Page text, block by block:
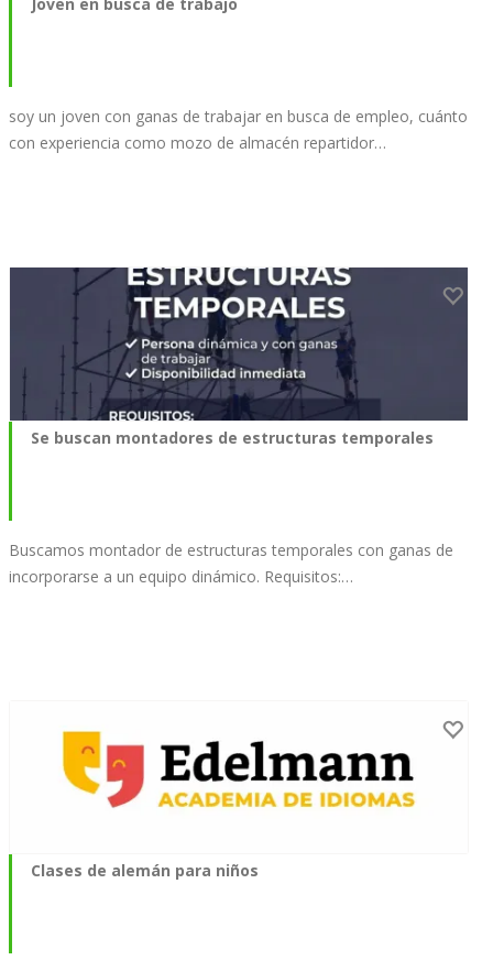
soy un joven con ganas de trabajar en busca de empleo, cuánto
con experiencia como mozo de almacén repartidor…
Se buscan montadores de estructuras temporales
Buscamos montador de estructuras temporales con ganas de
incorporarse a un equipo dinámico. Requisitos:…
Clases de alemán para niños